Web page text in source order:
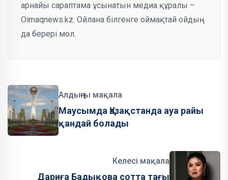
арнайы сараптама ұсынатын медиа құралы –
Oimaqnews.kz. Ойлана білгенге оймақтай ойдың
да берері мол.
Алдыңғы мақала
Маусымда Қазақстанда ауа райы
қандай болады
Келесі мақала
Дариға Бадықова сотта тағы